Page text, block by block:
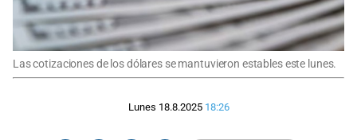
Las cotizaciones de los dólares se mantuvieron estables este lunes.
Lunes 18.8.2025 18:26